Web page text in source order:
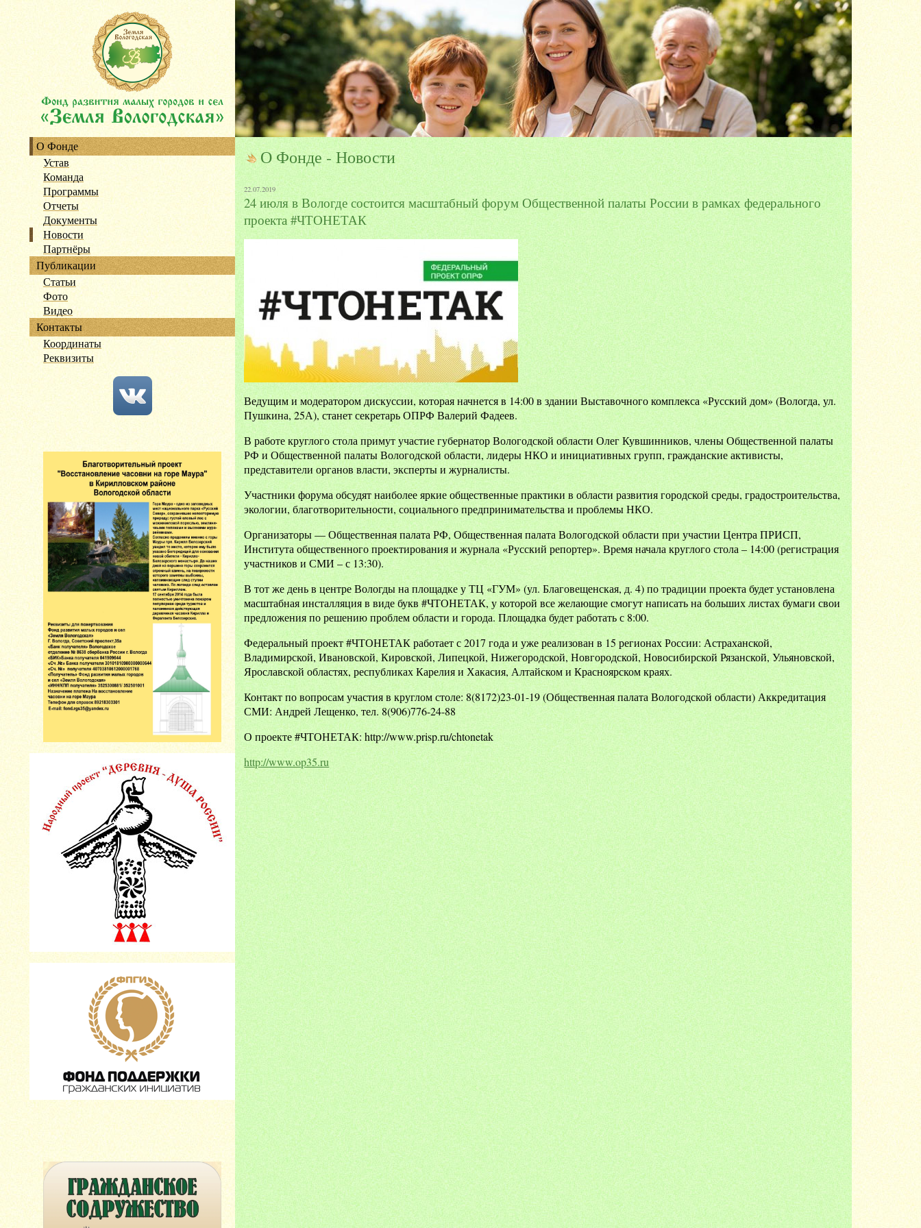
О Фонде
Устав
Команда
Программы
Отчеты
Документы
Новости
Партнёры
Публикации
Статьи
Фото
Видео
Контакты
Координаты
Реквизиты
О Фонде - Новости
22.07.2019
24 июля в Вологде состоится масштабный форум Общественной палаты России в рамках федерального
проекта #ЧТОНЕТАК
Ведущим и модератором дискуссии, которая начнется в 14:00 в здании Выставочного комплекса «Русский дом» (Вологда, ул.
Пушкина, 25А), станет секретарь ОПРФ Валерий Фадеев.
В работе круглого стола примут участие губернатор Вологодской области Олег Кувшинников, члены Общественной палаты
РФ и Общественной палаты Вологодской области, лидеры НКО и инициативных групп, гражданские активисты,
представители органов власти, эксперты и журналисты.
Участники форума обсудят наиболее яркие общественные практики в области развития городской среды, градостроительства,
экологии, благотворительности, социального предпринимательства и проблемы НКО.
Организаторы — Общественная палата РФ, Общественная палата Вологодской области при участии Центра ПРИСП,
Института общественного проектирования и журнала «Русский репортер». Время начала круглого стола – 14:00 (регистрация
участников и СМИ – с 13:30).
В тот же день в центре Вологды на площадке у ТЦ «ГУМ» (ул. Благовещенская, д. 4) по традиции проекта будет установлена
масштабная инсталляция в виде букв #ЧТОНЕТАК, у которой все желающие смогут написать на больших листах бумаги свои
предложения по решению проблем области и города. Площадка будет работать с 8:00.
Федеральный проект #ЧТОНЕТАК работает с 2017 года и уже реализован в 15 регионах России: Астраханской,
Владимирской, Ивановской, Кировской, Липецкой, Нижегородской, Новгородской, Новосибирской Рязанской, Ульяновской,
Ярославской областях, республиках Карелия и Хакасия, Алтайском и Красноярском краях.
Контакт по вопросам участия в круглом столе: 8(8172)23-01-19 (Общественная палата Вологодской области) Аккредитация
СМИ: Андрей Лещенко, тел. 8(906)776-24-88
О проекте #ЧТОНЕТАК: http://www.prisp.ru/chtonetak
http://www.op35.ru